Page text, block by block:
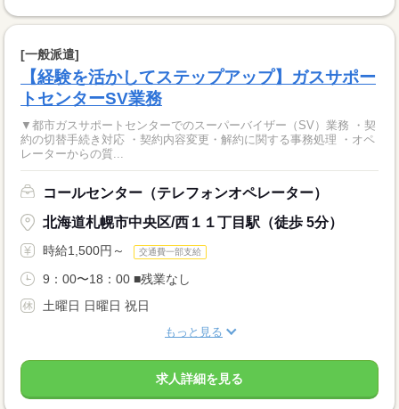
[一般派遣]
【経験を活かしてステップアップ】ガスサポー
トセンターSV業務
▼都市ガスサポートセンターでのスーパーバイザー（SV）業務 ・契
約の切替手続き対応 ・契約内容変更・解約に関する事務処理 ・オペ
レーターからの質...
コールセンター（テレフォンオペレーター）
北海道札幌市中央区/西１１丁目駅（徒歩 5分）
時給1,500円～ 交通費一部支給
9：00〜18：00 ■残業なし
土曜日 日曜日 祝日
もっと見る
求人詳細を見る